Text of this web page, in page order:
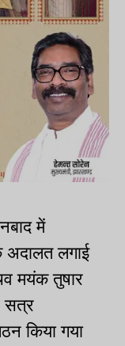
में
अदालत लगाई
मयंक तुषार
सत्र
किया गया